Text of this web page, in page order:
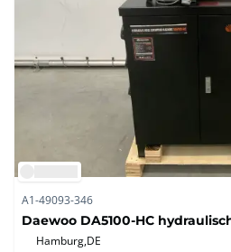
A1-49093-346
Daewoo DA5100-HC
Hamburg,DE